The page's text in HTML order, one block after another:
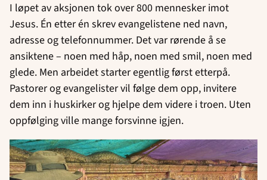
I løpet av aksjonen tok over 800 mennesker imot
Jesus. Én etter én skrev evangelistene ned navn,
adresse og telefonnummer. Det var rørende å se
ansiktene – noen med håp, noen med smil, noen med
glede. Men arbeidet starter egentlig først etterpå.
Pastorer og evangelister vil følge dem opp, invitere
dem inn i huskirker og hjelpe dem videre i troen. Uten
oppfølging ville mange forsvinne igjen.